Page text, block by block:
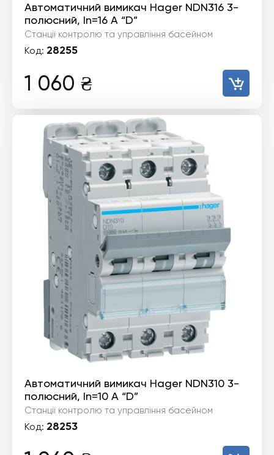
Автоматичний вимикач Hager NDN316 3-
полюсний, In=16 А “D”
Станції контролю та управління басейном
Код: 28255
1 060 ₴
Автоматичний вимикач Hager NDN310 3-
полюсний, In=10 А “D”
Станції контролю та управління басейном
Код: 28253